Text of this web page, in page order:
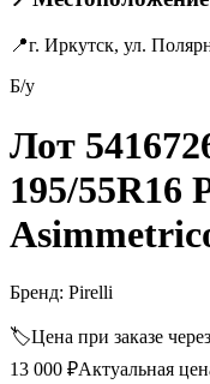
📍г. Иркутск, ул.
Б/у
Лот
195/55R16
Бренд: Pirelli
🏷️Цена при заказе через
13 000 ₽Актуальная